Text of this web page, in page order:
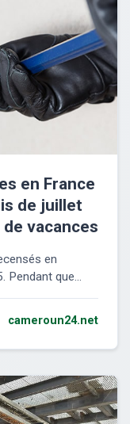
en France
de juillet
vacances
en
Pendant que...
cameroun24.net